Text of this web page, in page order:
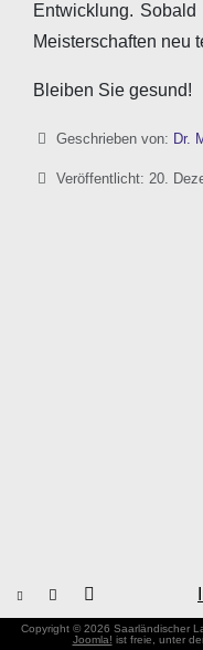
Entwicklung.
Meisterschaften neu
Bleiben Sie gesund!
DetailsGeschrieben von: Dr.
Veröffentlicht: 20.
Copyright © 2026 Saarländischer
Joomla! ist freie, unter